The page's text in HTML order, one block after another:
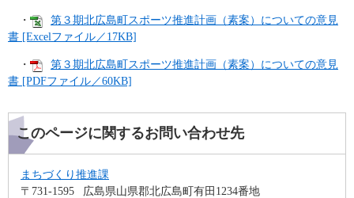
・
第３期北広島町スポーツ推進計画（素案）についての意見
書 [Excelファイル／17KB]
・
第３期北広島町スポーツ推進計画（素案）についての意見
書 [PDFファイル／60KB]
このページに関するお問い合わせ先
まちづくり推進課
〒731-1595
広島県山県郡北広島町有田1234番地